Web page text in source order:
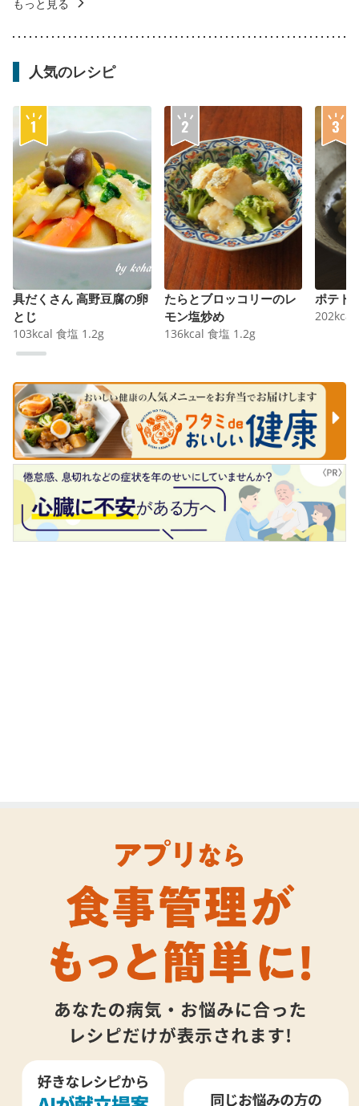
もっと見る
人気のレシピ
具だくさん 高野豆腐の卵
とじ
103kcal 食塩 1.2g
たらとブロッコリーのレ
モン塩炒め
136kcal 食塩 1.2g
ポテト
202kcal